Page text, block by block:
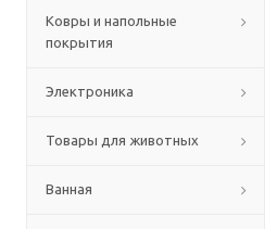
Ковры и напольные
покрытия
Электроника
Товары для животных
Ванная